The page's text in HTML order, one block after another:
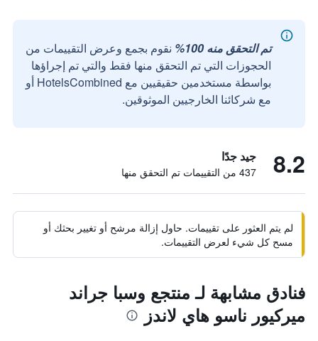
تم التحقق منه 100%
نقوم بجمع وعرض التقييمات من
الحجوزات التي تم التحقق منها فقط والتي تم إجراؤها
بواسطة مستخدمين حقيقيين مع HotelsCombined أو
مع شركائنا الخارجيين الموثوقين.
8.2 جيد جدًا
437 من التقييمات تم التحقق منها
لم يتم العثور على تقييمات. حاول إزالة مرشح أو تغيير بحثك أو
مسح كل شيء لعرض التقييمات.
فنادق مشابهة لـ منتجع وسبا جراند
ميركيور ناسو هاي لاندز